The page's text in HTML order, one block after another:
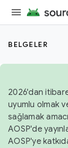
BELGELER
2026'dan
uyumlu olmak
sağlamak
AOSP'de
AOSP'ye